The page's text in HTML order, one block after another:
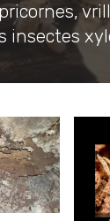
insectes